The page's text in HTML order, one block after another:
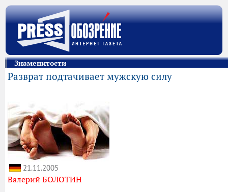
Знаменитости
Разврат подтачивает мужскую силу
21.11.2005
Валерий БОЛОТИН